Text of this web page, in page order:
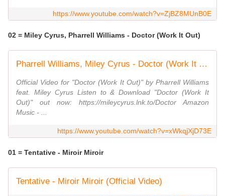
https://www.youtube.com/watch?v=ZjBZ8MUnB0E
02 = Miley Cyrus, Pharrell Williams - Doctor (Work It Out)
Pharrell Williams, Miley Cyrus - Doctor (Work It Out) (Official Video)
Official Video for "Doctor (Work It Out)" by Pharrell Williams
feat. Miley Cyrus Listen to & Download "Doctor (Work It
Out)" out now: https://mileycyrus.lnk.to/Doctor Amazon
Music - ...
https://www.youtube.com/watch?v=xWkqjXjD73E
01 = Tentative - Miroir Miroir
Tentative - Miroir Miroir (Official Video)